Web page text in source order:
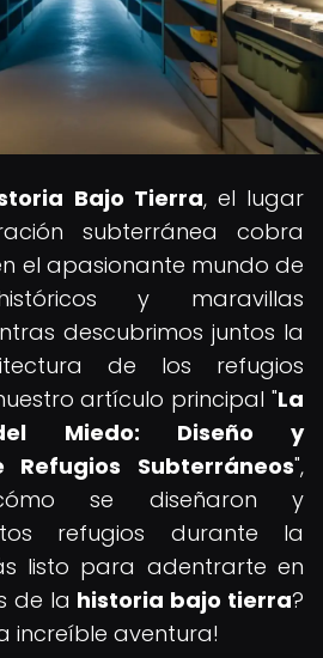
Bajo Tierra, el lugar
subterránea cobra
el apasionante mundo de
y maravillas
descubrimos juntos la
de los refugios
artículo principal "La
Miedo: Diseño y
Refugios Subterráneos",
se diseñaron y
refugios durante la
listo para adentrarte en
de la historia bajo tierra?
increíble aventura!